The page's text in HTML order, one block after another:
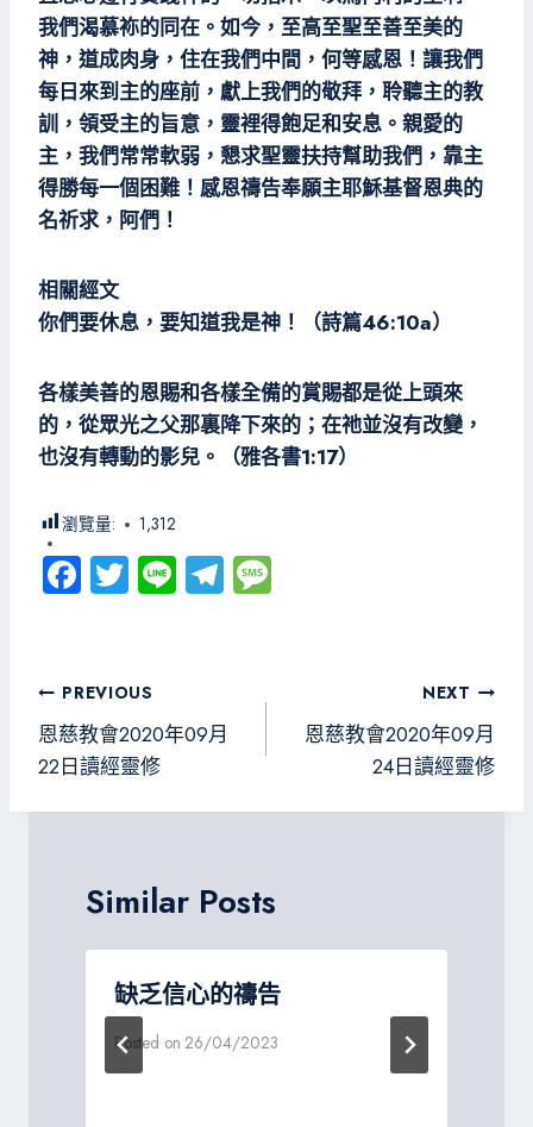
我們渴慕袮的同在。如今，至高至聖至善至美的
神，道成肉身，住在我們中間，何等感恩！讓我們
每日來到主的座前，獻上我們的敬拜，聆聽主的教
訓，領受主的旨意，靈裡得飽足和安息。親愛的
主，我們常常軟弱，懇求聖靈扶持幫助我們，靠主
得勝每一個困難！感恩禱告奉願主耶穌基督恩典的
名祈求，阿們！
相關經文
你們要休息，要知道我是神！（詩篇46:10a）
各樣美善的恩賜和各樣全備的賞賜都是從上頭來
的，從眾光之父那裏降下來的；在祂並沒有改變，
也沒有轉動的影兒。（雅各書1:17）
瀏覽量: 1,312
Fa
ce
o
ok
T
wi
er
Li
ne
Te
le
m
文
章
導
覽
PREVIOUS
恩慈教會2020年09月
22日讀經靈修
NEXT
恩慈教會2020年09月
24日讀經靈修
Similar Posts
缺乏信心的禱告
Posted on 26/04/2023